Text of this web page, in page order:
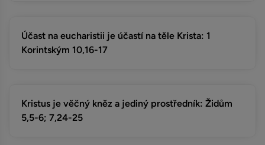
Účast na eucharistii je účastí na těle Krista: 1
Korintským 10,16-17
Kristus je věčný kněz a jediný prostředník: Židům
5,5-6; 7,24-25